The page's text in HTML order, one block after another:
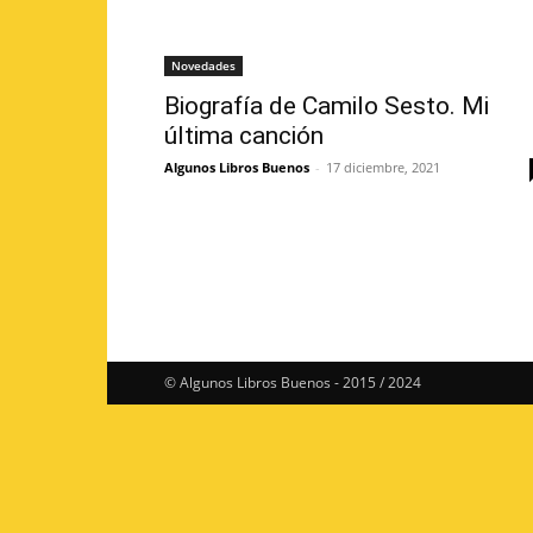
Novedades
Biografía de Camilo Sesto. Mi
última canción
Algunos Libros Buenos - 17 diciembre, 2021
© Algunos Libros Buenos - 2015 / 2024